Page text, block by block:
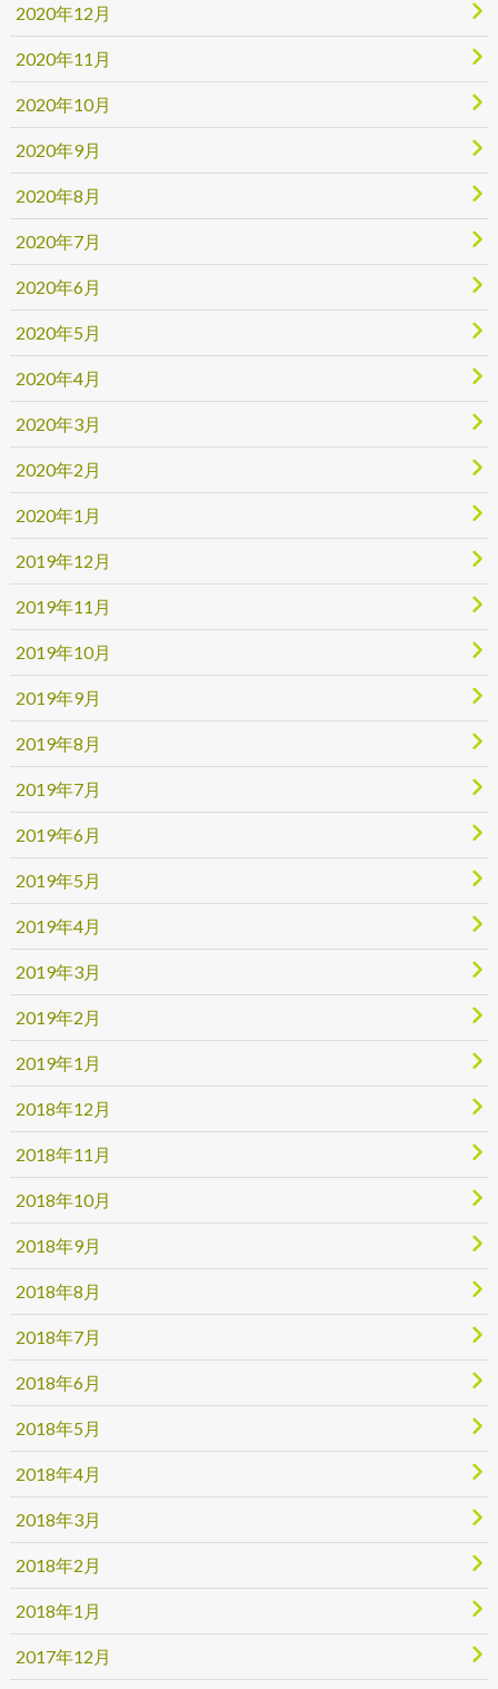
2020年12月
2020年11月
2020年10月
2020年9月
2020年8月
2020年7月
2020年6月
2020年5月
2020年4月
2020年3月
2020年2月
2020年1月
2019年12月
2019年11月
2019年10月
2019年9月
2019年8月
2019年7月
2019年6月
2019年5月
2019年4月
2019年3月
2019年2月
2019年1月
2018年12月
2018年11月
2018年10月
2018年9月
2018年8月
2018年7月
2018年6月
2018年5月
2018年4月
2018年3月
2018年2月
2018年1月
2017年12月